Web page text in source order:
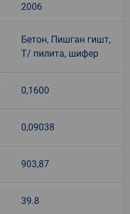
2006
Бетон, Пишган гишт,
Т/ пилита, шифер
0,1600
0,09038
903,87
39.8